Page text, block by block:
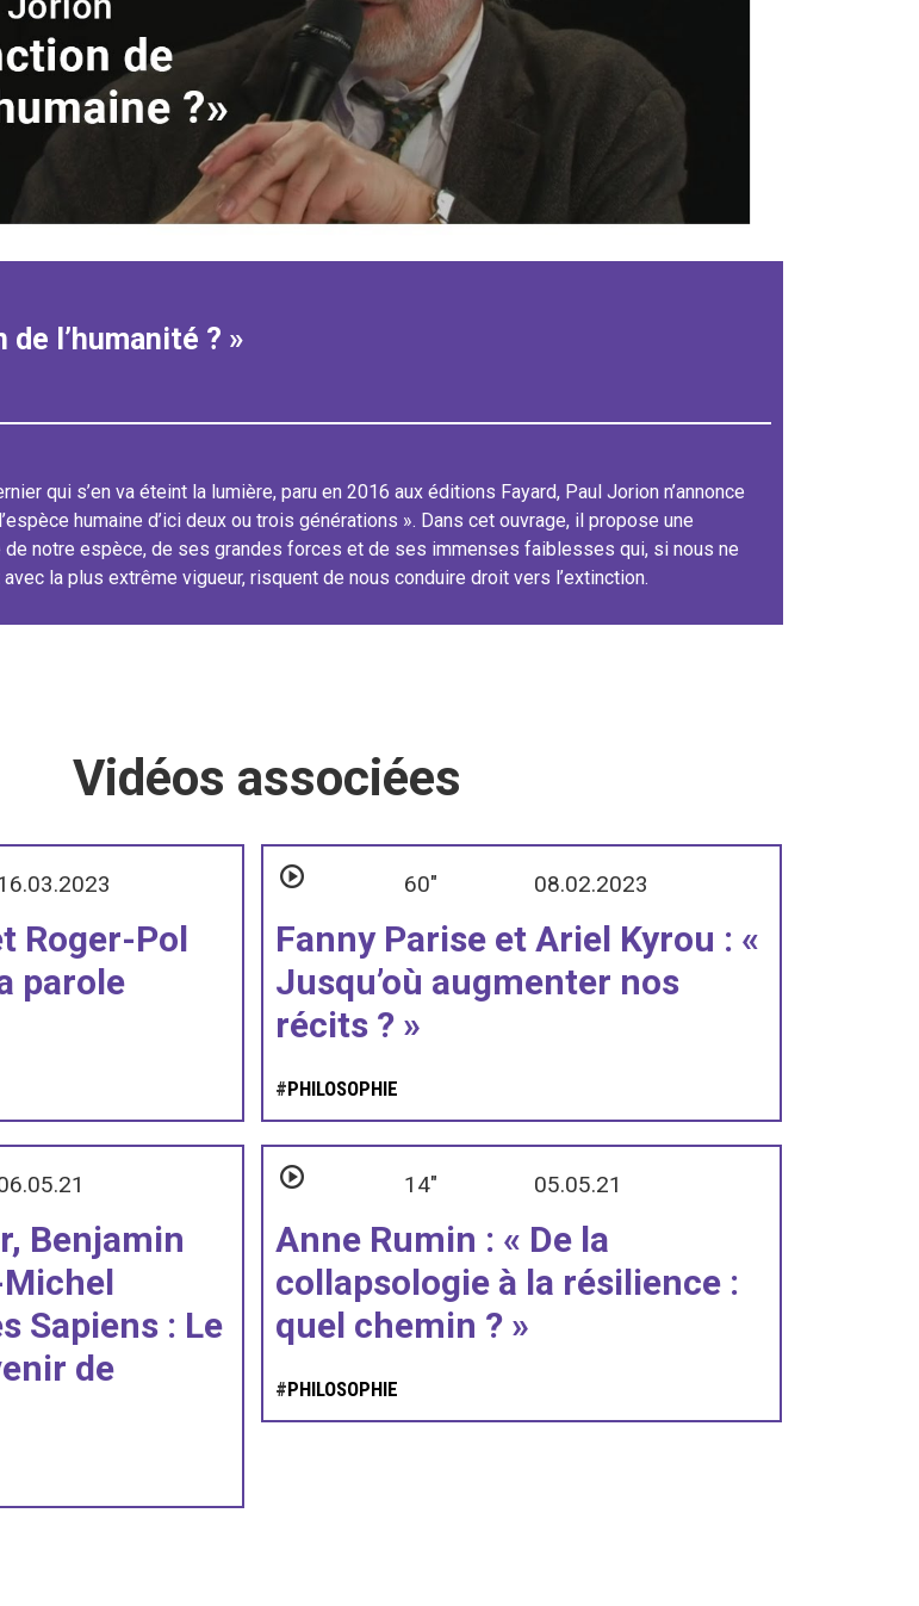
de l’humanité ? »
qui s’en va éteint la lumière, paru en 2016 aux éditions Fayard, Paul Jorion n’annonce
humaine d’ici deux ou trois générations ». Dans cet ouvrage, il propose une
notre espèce, de ses grandes forces et de ses immenses faiblesses qui, si nous ne
la plus extrême vigueur, risquent de nous conduire droit vers l’extinction.
Vidéos associées
Roger-Pol
parole
60" 08.02.2023
Fanny Parise et Ariel Kyrou : «
Jusqu’où augmenter nos
récits ? »
#PHILOSOPHIE
Benjamin
Sapiens : Le
de
14" 05.05.21
Anne Rumin : « De la
collapsologie à la résilience :
quel chemin ? »
#PHILOSOPHIE